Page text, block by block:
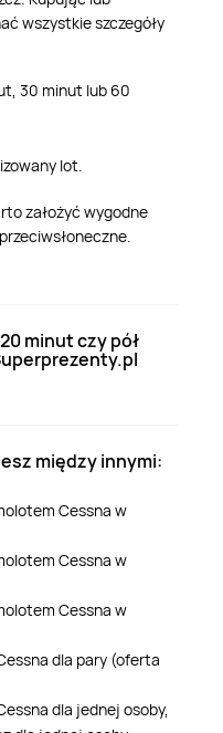
wszystkie szczegóły
30 minut lub 60
lot.
założyć wygodne
minut czy pół
między innymi:
Cessna w
Cessna w
Cessna w
dla pary (oferta
dla jednej osoby,